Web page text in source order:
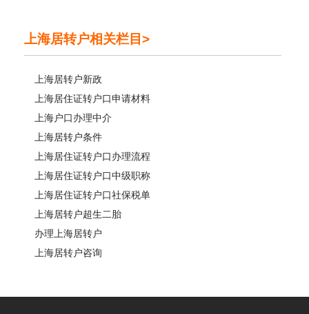
上海居转户相关栏目>
上海居转户新政
上海居住证转户口申请材料
上海户口办理中介
上海居转户条件
上海居住证转户口办理流程
上海居住证转户口中级职称
上海居住证转户口社保税单
上海居转户超生二胎
办理上海居转户
上海居转户咨询